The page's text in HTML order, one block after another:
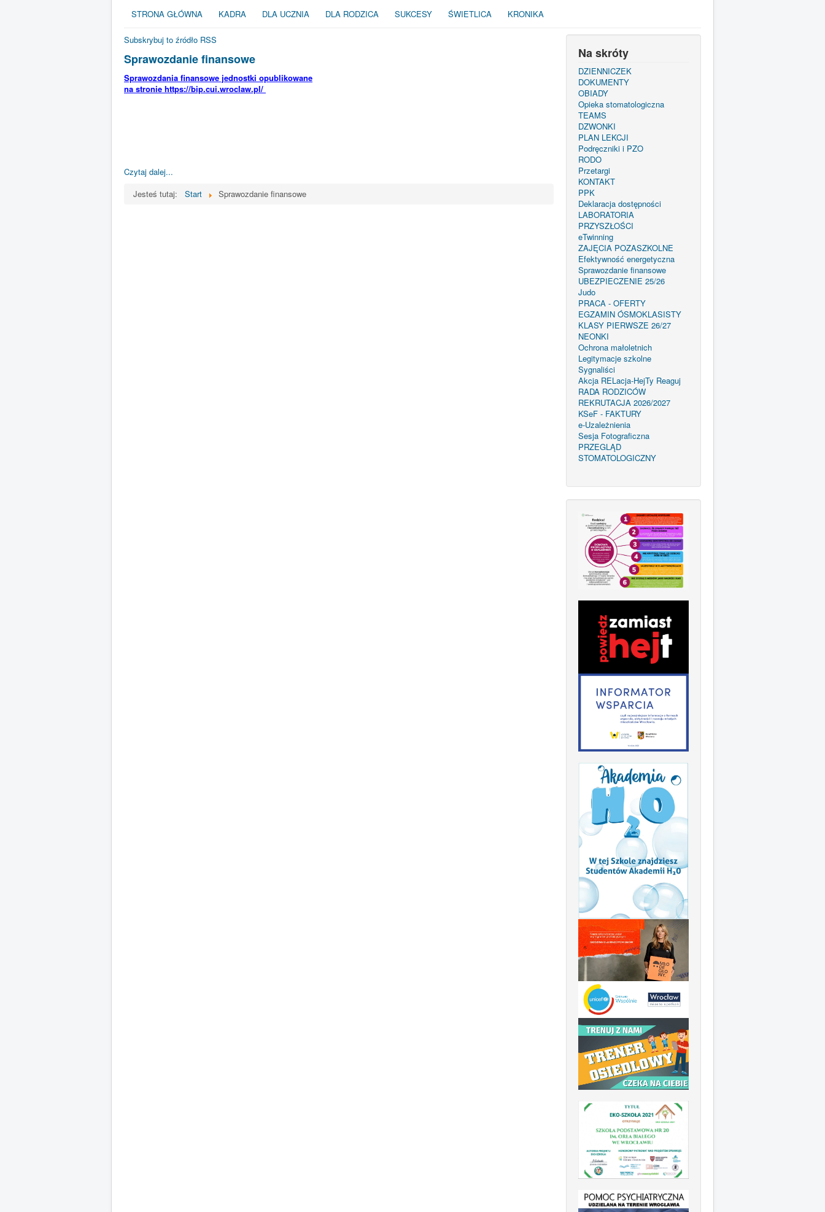
STRONA GŁÓWNA KADRA DLA UCZNIA DLA RODZICA SUKCESY ŚWIETLICA KRONIKA
Subskrybuj to źródło RSS
Sprawozdanie finansowe
Sprawozdania finansowe jednostki opublikowane
na stronie https://bip.cui.wroclaw.pl/
Czytaj dalej...
Jesteś tutaj:
Start Sprawozdanie finansowe
Na skróty
DZIENNICZEK
DOKUMENTY
OBIADY
Opieka stomatologiczna
TEAMS
DZWONKI
PLAN LEKCJI
Podręczniki i PZO
RODO
Przetargi
KONTAKT
PPK
Deklaracja dostępności
LABORATORIA
PRZYSZŁOŚCI
eTwinning
ZAJĘCIA POZASZKOLNE
Efektywność energetyczna
Sprawozdanie finansowe
UBEZPIECZENIE 25/26
Judo
PRACA - OFERTY
EGZAMIN ÓSMOKLASISTY
KLASY PIERWSZE 26/27
NEONKI
Ochrona małoletnich
Legitymacje szkolne
Sygnaliści
Akcja RELacja-HejTy Reaguj
RADA RODZICÓW
REKRUTACJA 2026/2027
KSeF - FAKTURY
e-Uzależnienia
Sesja Fotograficzna
PRZEGLĄD
STOMATOLOGICZNY